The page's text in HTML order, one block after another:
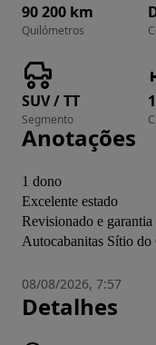
90 200 km
Quilómetros
SUV / TT
Segmento
Anotações
1 dono
Excelente estado
Revisionado e
Autocabanitas Sítio do
08/08/2026, 7:57
Detalhes